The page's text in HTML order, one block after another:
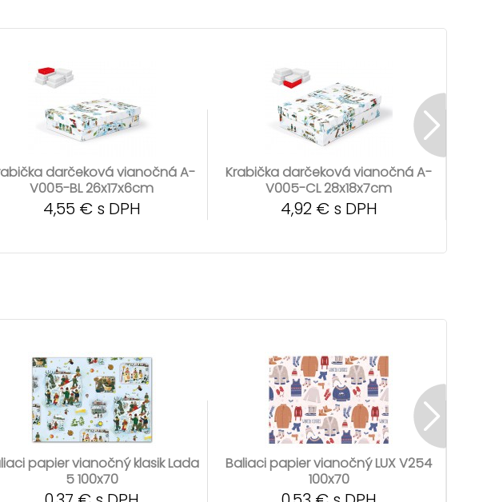
darčeková vianočná A-
V005-BL 26x17x6cm
4,55 € s DPH
Krabička darčeková vianočná A-
V005-CL 28x18x7cm
4,92 € s DPH
papier vianočný klasik Lada
5 100x70
Baliaci papier vianočný LUX V254
100x70